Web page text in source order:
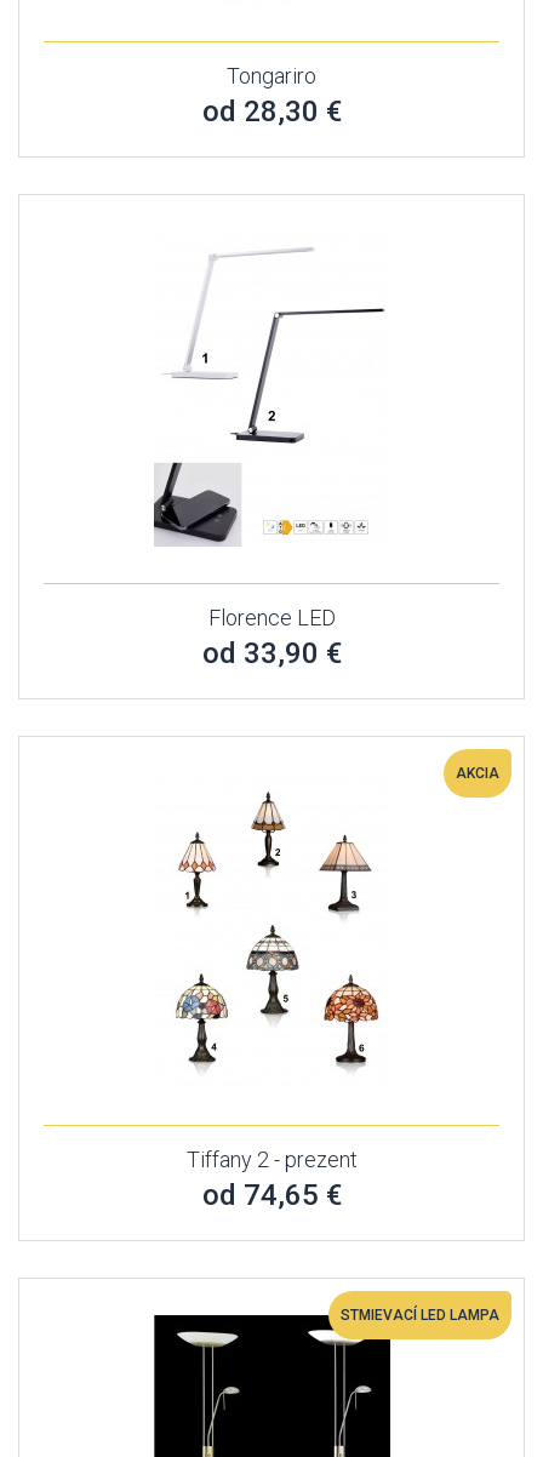
Tongariro
od 28,30 €
Florence LED
od 33,90 €
AKCIA
Tiffany 2 - prezent
od 74,65 €
STMIEVACÍ LED LAMPA